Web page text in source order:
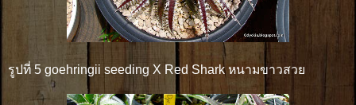
รูปที่ 5 goehringii seeding X Red Shark หนามขาวสวย